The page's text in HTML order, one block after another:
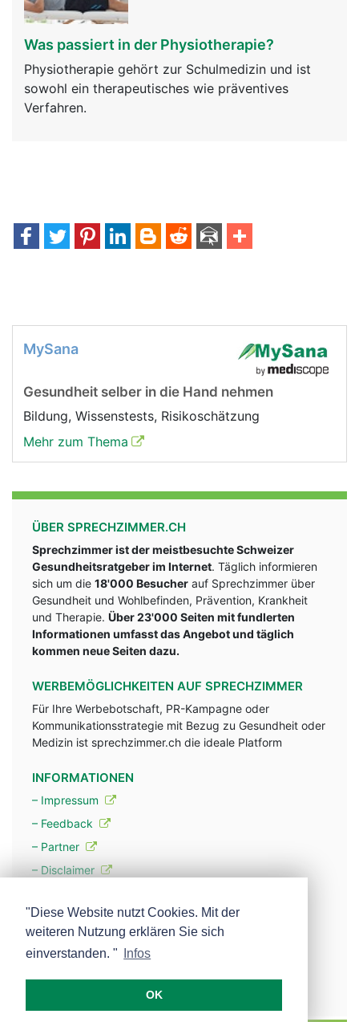
Was passiert in der Physiotherapie?
Physiotherapie gehört zur Schulmedizin und ist
sowohl ein therapeutisches wie präventives
Verfahren.
MySana
Gesundheit selber in die Hand nehmen
Bildung, Wissenstests, Risikoschätzung
Mehr zum Thema
ÜBER SPRECHZIMMER.CH
Sprechzimmer ist der meistbesuchte Schweizer
Gesundheitsratgeber im Internet. Täglich informieren
sich um die 18'000 Besucher auf Sprechzimmer über
Gesundheit und Wohlbefinden, Prävention, Krankheit
und Therapie. Über 23'000 Seiten mit fundlerten
Informationen umfasst das Angebot und täglich
kommen neue Seiten dazu.
WERBEMÖGLICHKEITEN AUF SPRECHZIMMER
Für Ihre Werbebotschaft, PR-Kampagne oder
Kommunikationsstrategie mit Bezug zu Gesundheit oder
Medizin ist sprechzimmer.ch die ideale Platform
INFORMATIONEN
– Impressum
– Feedback
– Partner
– Disclaimer
– Werbung
– Mehr über unsere Experten
"Diese Website nutzt Cookies. Mit der
weiteren Nutzung erklären Sie sich
einverstanden. "
Infos
OK